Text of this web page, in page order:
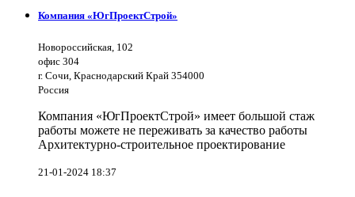
Компания «ЮгПроектСтрой»
Новороссийская, 102
офис 304
г. Сочи, Краснодарский Край 354000
Россия
Компания «ЮгПроектСтрой» имеет большой стаж
работы можете не переживать за качество работы
Архитектурно-строительное проектирование
21-01-2024 18:37